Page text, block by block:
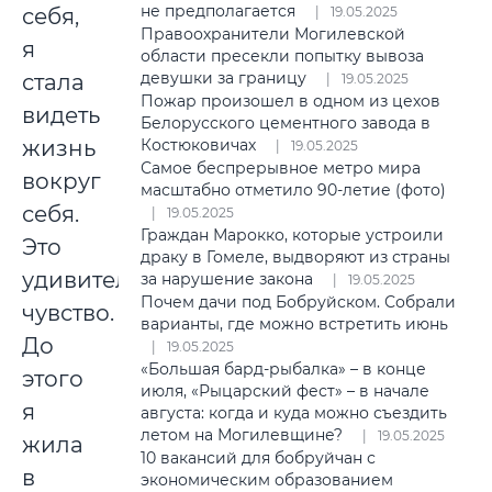
себя,
я
стала
видеть
жизнь
вокруг
себя.
Это
удивительное
чувство.
До
этого
я
жила
в
не предполагается
19.05.2025
Правоохранители Могилевской
области пресекли попытку вывоза
девушки за границу
19.05.2025
Пожар произошел в одном из цехов
Белорусского цементного завода в
Костюковичах
19.05.2025
Самое беспрерывное метро мира
масштабно отметило 90-летие (фото)
19.05.2025
Граждан Марокко, которые устроили
драку в Гомеле, выдворяют из страны
за нарушение закона
19.05.2025
Почем дачи под Бобруйском. Собрали
варианты, где можно встретить июнь
19.05.2025
«Большая бард-рыбалка» – в конце
июля, «Рыцарский фест» – в начале
августа: когда и куда можно съездить
летом на Могилевщине?
19.05.2025
10 вакансий для бобруйчан с
экономическим образованием